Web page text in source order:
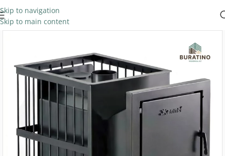
Skip to navigation
Skip to main content